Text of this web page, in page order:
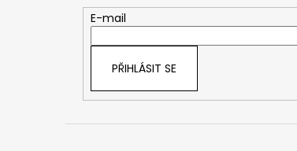
E-mail
PŘIHLÁSIT SE